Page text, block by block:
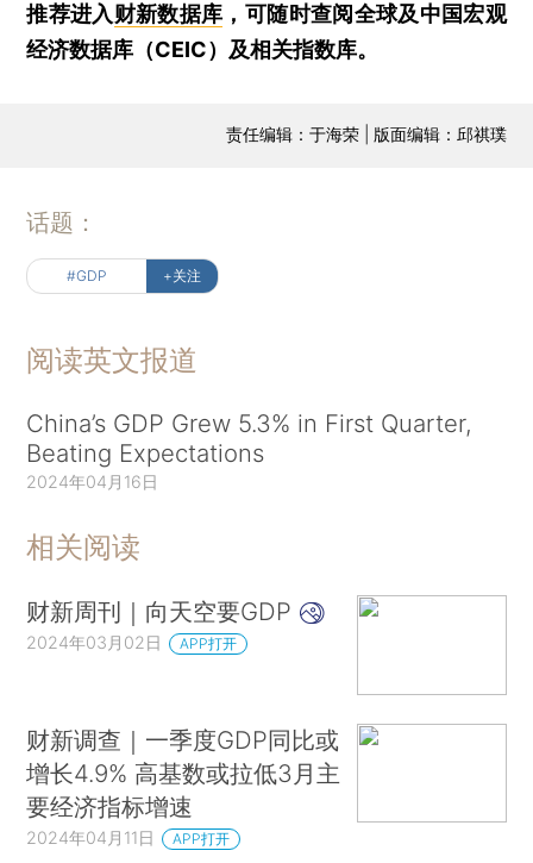
推荐进入财新数据库 ，可随时查阅全球及中国宏观
经济数据库（CEIC）及相关指数库。
责任编辑：于海荣 | 版面编辑：邱祺璞
话题：
#GDP +关注
阅读英文报道
China’s GDP Grew 5.3% in First Quarter,
Beating Expectations
2024年04月16日
相关阅读
财新周刊｜向天空要GDP
2024年03月02日 APP打开
财新调查｜一季度GDP同比或
增长4.9% 高基数或拉低3月主
要经济指标增速
2024年04月11日 APP打开